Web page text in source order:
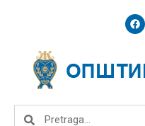
F
a
c
o
o
Search